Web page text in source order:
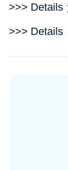
>>> Details
>>> Details